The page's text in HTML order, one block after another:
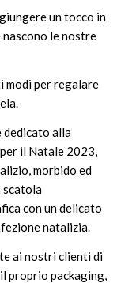
un tocco in
nascono le nostre
modi per regalare
dedicato alla
il Natale 2023,
morbido ed
scatola
con un delicato
natalizia.
ai nostri clienti di
proprio packaging,